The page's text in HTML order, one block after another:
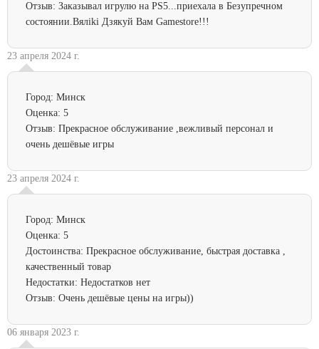
Отзыв: Заказывал игрулю на PS5...приехала в Безупречном
состоянии.Вялiki Дзякуй Вам Gamestore!!!
23 апреля 2024 г.
Город: Минск
Оценка: 5
Отзыв: Прекрасное обслуживание ,вежливый персонал и
очень дешёвые игры
23 апреля 2024 г.
Город: Минск
Оценка: 5
Достоинства: Прекрасное обслуживание, быстрая доставка ,
качественный товар
Недостатки: Недостатков нет
Отзыв: Очень дешёвые цены на игры))
06 января 2023 г.